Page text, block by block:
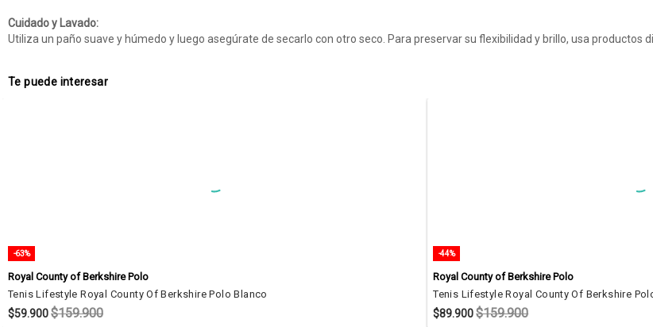
Cuidado y Lavado:
Utiliza un paño suave y húmedo y luego asegúrate de secarlo con otro seco. Para preservar su flexibilidad y brillo, usa
Te puede interesar
-63%
Royal County of Berkshire Polo
Tenis Lifestyle Royal County Of Berkshire Polo Blanco
$59.900$159.900
-44%
Royal County of Berkshire Polo
Tenis Lifestyle Royal County Of Berkshire
$89.900$159.900